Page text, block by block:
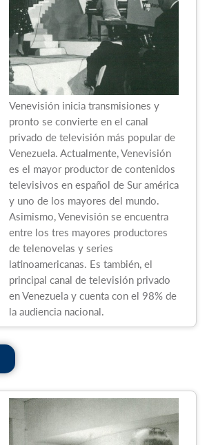
Venevisión inicia transmisiones y
pronto se convierte en el canal
privado de televisión más popular de
Venezuela. Actualmente, Venevisión
es el mayor productor de contenidos
televisivos en español de Sur américa
y uno de los mayores del mundo.
Asimismo, Venevisión se encuentra
entre los tres mayores productores
de telenovelas y series
latinoamericanas. Es también, el
principal canal de televisión privado
en Venezuela y cuenta con el 98% de
la audiencia nacional.